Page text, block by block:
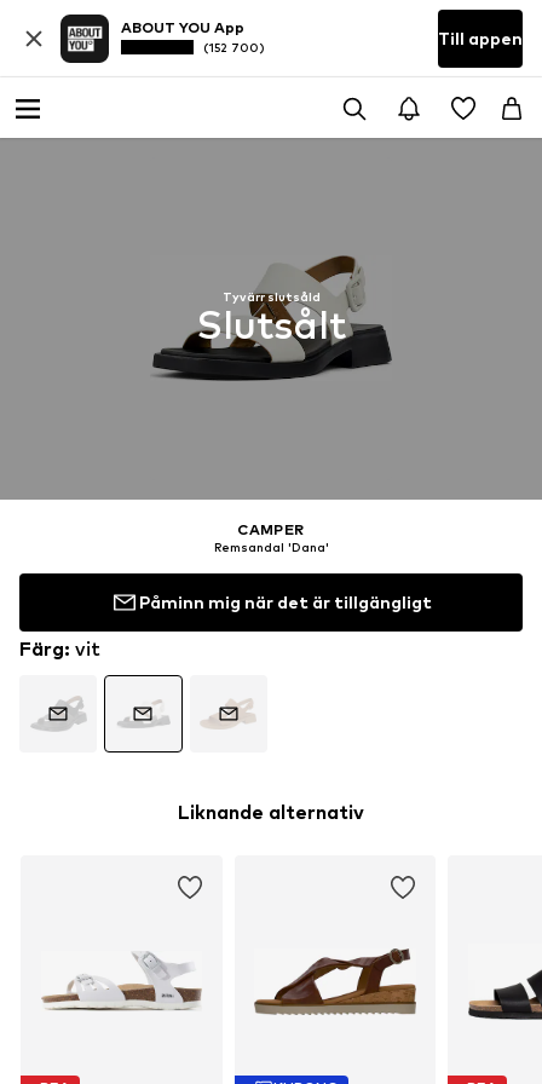
ABOUT YOU App
(152 700) Till appen
Tyvärr slutsåld
Slutsålt
CAMPER
Remsandal 'Dana'
Påminn mig när det är tillgängligt
Färg: vit
Liknande alternativ